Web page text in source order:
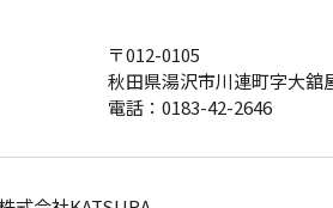
〒012-0105
秋田県湯沢市川連町字大舘
電話：0183-42-2646